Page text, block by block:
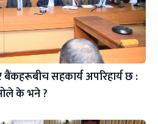
बैंकहरूबीच सहकार्य अपरिहार्य छ :
के भने ?